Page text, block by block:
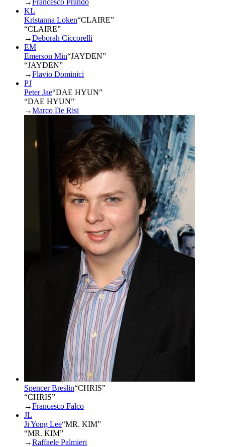
KL
Kristanna Loken“CLAIRE”
“CLAIRE”
→Deborah Ciccorelli
EM
Emerson Min“JAYDEN”
“JAYDEN”
→Flavio Dominici
PJ
Peter Jae“DAE HYUN”
“DAE HYUN”
→Marco De Risi
Spencer Breslin“CHRIS”
“CHRIS”
→Francesco Falco
JL
Ji Yong Lee“MR. KIM”
“MR. KIM”
→Raffaele Palmieri